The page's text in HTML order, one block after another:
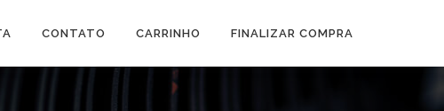
CONTATO CARRINHO FINALIZAR COMPRA